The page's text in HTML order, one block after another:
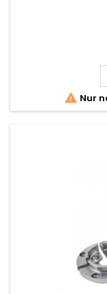
 Nur